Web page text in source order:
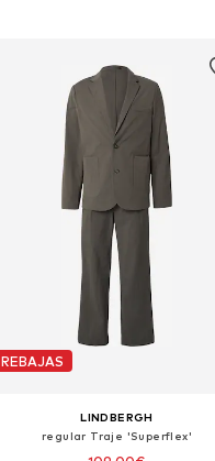
REBAJAS
LINDBERGH
regular Traje 'Superflex'